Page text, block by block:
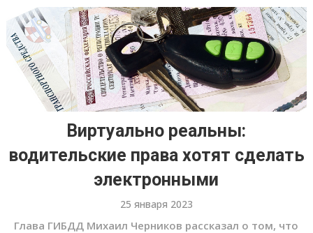
Виртуально реальны:
водительские права хотят сделать
электронными
25 января 2023
Глава ГИБДД Михаил Черников рассказал о том, что